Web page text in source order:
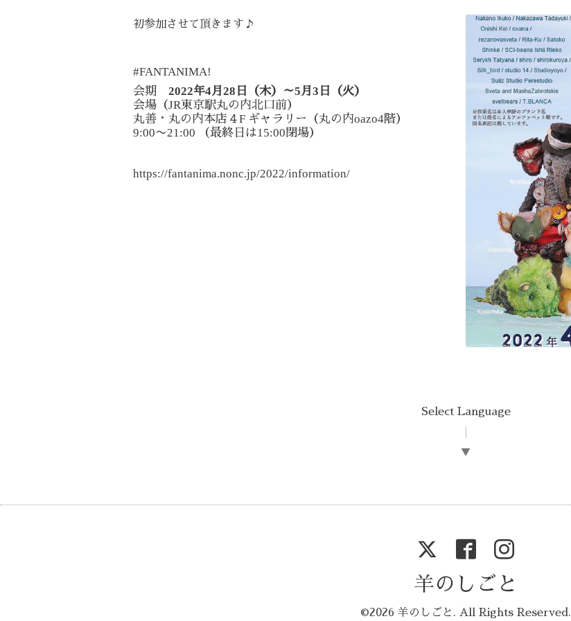
初参加させて頂きます♪
#FANTANIMA!
会期 2022年4月 28 日（木）～5月 3 日（火）
会場（JR東京駅丸の内北口前）
丸善・丸の内本店４F ギャラリー（丸の内oazo4階）
9:00〜21:00 （最終日は15:00 閉場）
https://fantanima.nonc.jp/2022/information/
Select Language
▼
羊のしごと
©2026 羊のしごと . All Rights Reserved.